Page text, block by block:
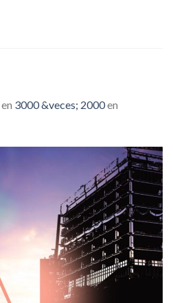
en 3000 &veces; 2000en